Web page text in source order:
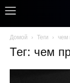
Домой Теги чем
Тег: чем